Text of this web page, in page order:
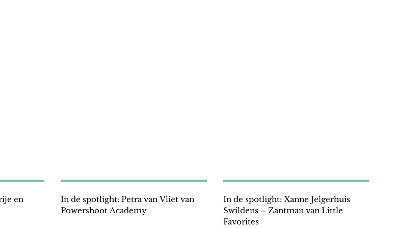
en
In de spotlight: Petra van Vliet van
Powershoot Academy
In de spotlight: Xanne Jelgerhuis
Swildens – Zantman van Little
Favorites